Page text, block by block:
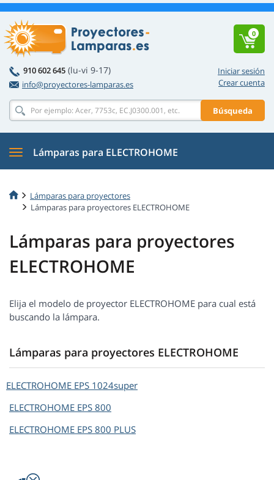
Iniciar sesión
Crear cuenta
910 602 645 (lu-vi 9-17)
info@proyectores-lamparas.es
Búsqueda
0
Lámparas para ELECTROHOME
Lámparas para proyectores
Lámparas para proyectores ELECTROHOME
Lámparas para proyectores
ELECTROHOME
Elija el modelo de proyector ELECTROHOME para cual está
buscando la lámpara.
Lámparas para proyectores ELECTROHOME
ELECTROHOME EPS 1024super
ELECTROHOME EPS 800
ELECTROHOME EPS 800 PLUS